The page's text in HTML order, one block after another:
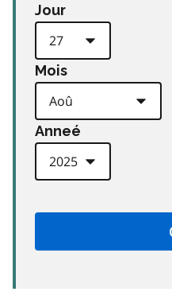
Jour
Mois
Anneé